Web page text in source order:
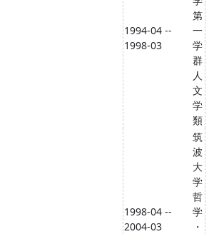
1994-04 --
1998-03
第
一
学
群
人
文
学
類
1998-04 --
2004-03
筑
波
大
学
哲
学
・